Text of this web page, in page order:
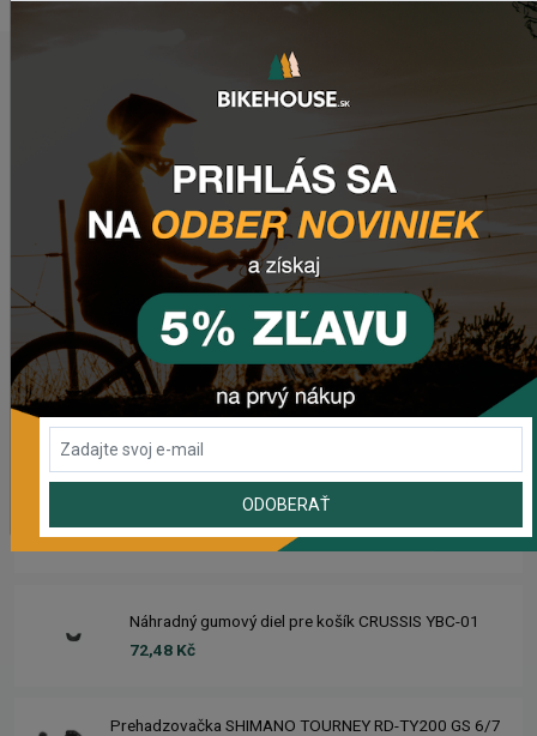
POSLEDNÉ PRIDANÉ PRODUKTY
Sedlo CHROMAG LIMBER
2 357,53 Kč
Zimušné Rukavice CHROMAG SIGNAL
1 129,01 Kč
Sedlo CHROMAG TRAILMASTER DT V2
2 210,11 Kč
Rebuild kit pedálov CHROMAG SYNTH
981,59 Kč
Náhradný gumový diel pre košík CRUSSIS YBC-01
72,48 Kč
Prehadzovačka SHIMANO TOURNEY RD-TY200 GS 6/7
ODOBERAŤ